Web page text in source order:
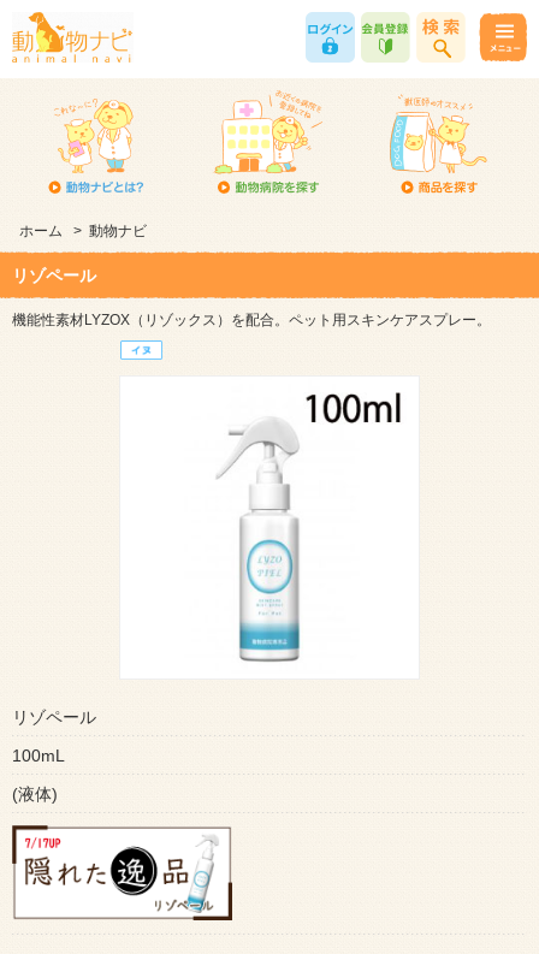
ホーム > 動物ナビ
リゾペール
機能性素材LYZOX（リゾックス）を配合。ペット用スキンケアスプレー。
リゾペール
100mL
(液体)